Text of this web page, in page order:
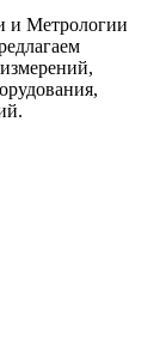
и Метрологии